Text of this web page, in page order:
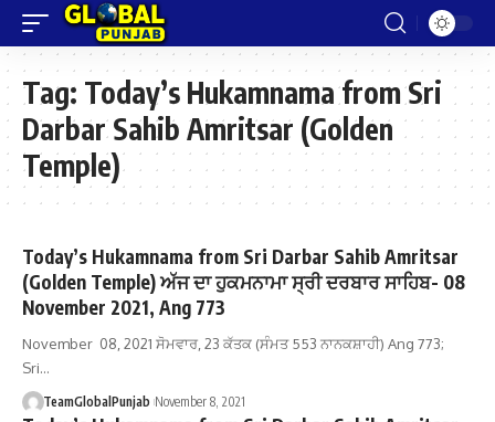
Tag: Today’s Hukamnama from Sri
Darbar Sahib Amritsar (Golden
Temple)
Today’s Hukamnama from Sri Darbar Sahib Amritsar
(Golden Temple) ਅੱਜ ਦਾ ਹੁਕਮਨਾਮਾ ਸ੍ਰੀ ਦਰਬਾਰ ਸਾਹਿਬ- 08
November 2021, Ang 773
November 08, 2021 ਸੋਮਵਾਰ, 23 ਕੱਤਕ (ਸੰਮਤ 553 ਨਾਨਕਸ਼ਾਹੀ) Ang 773;
Sri…
TeamGlobalPunjab November 8, 2021